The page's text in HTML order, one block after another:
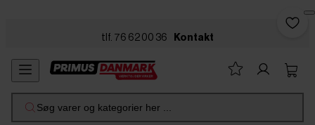
tlf. 76 62 00 36 Kontakt
Søg varer og kategorier her ...